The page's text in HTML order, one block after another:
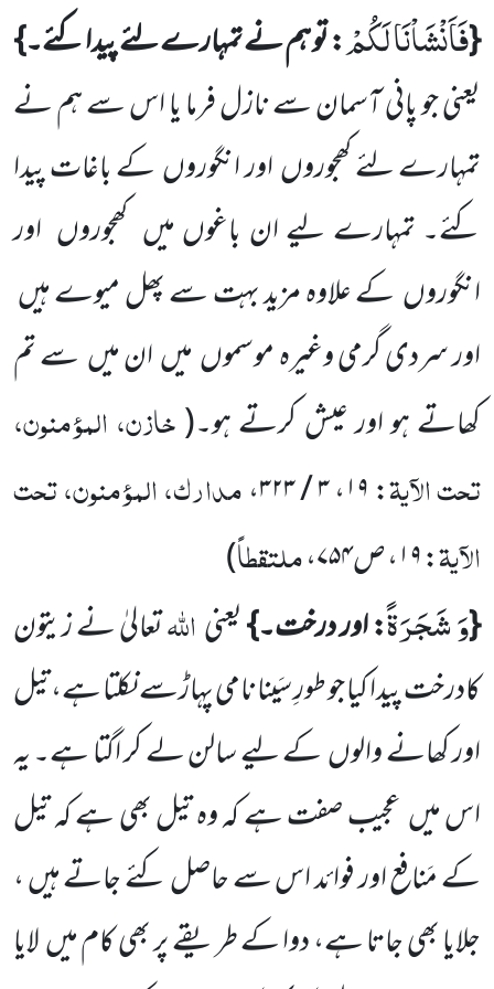
{فَاَنْشَاْنَا لَكُمْ: تو ہم نے تمہارے لئے پیدا کئے۔}
یعنی جو پانی آسمان سے نازل فرما یا اس سے ہم نے
تمہارے لئے کھجوروںاور انگوروںکے باغات پیدا
کئے۔ تمہارے لیے ان باغوں میں کھجوروں اور
انگوروںکے علاوہ مزید بہت سے پھل میوے ہیں
اور سردی گرمی وغیرہ موسموںمیںان میںسے تم
کھاتے ہو اور عیش کرتے ہو۔(خازن، المؤمنون،
تحت الآیۃ:۱۹،۳ / ۳۲۳ ،مدارک، المؤمنون، تحت
الآیۃ:۱۹، ص۷۵۴،ملتقطاً)
{وَ شَجَرَةً: اور درخت۔}یعنیاللہتعالیٰ نے زیتون
کادرخت پیدا کیا جو طورِ سَینا نامی پہاڑسے نکلتا ہے، تیل
اور کھانے والوںکے لیے سالن لے کر اگتا ہے۔ یہ
اس میںعجیب صفت ہے کہ وہ تیل بھی ہے کہ تیل
کے مَنافع اور فوائد اس سے حاصل کئے جاتے ہیں ،
جلایا بھی جاتا ہے، دوا کے طریقے پر بھی کام میںلایا